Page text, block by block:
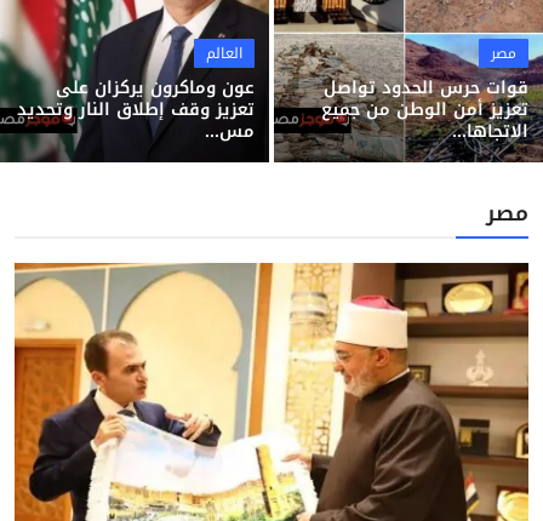
مصر
قوات حرس الحدود تواصل
تعزيز أمن الوطن من جميع
الاتجاها...
العالم
عون وماكرون يركزان على
تعزيز وقف إطلاق النار وتحديد
مس...
مصر